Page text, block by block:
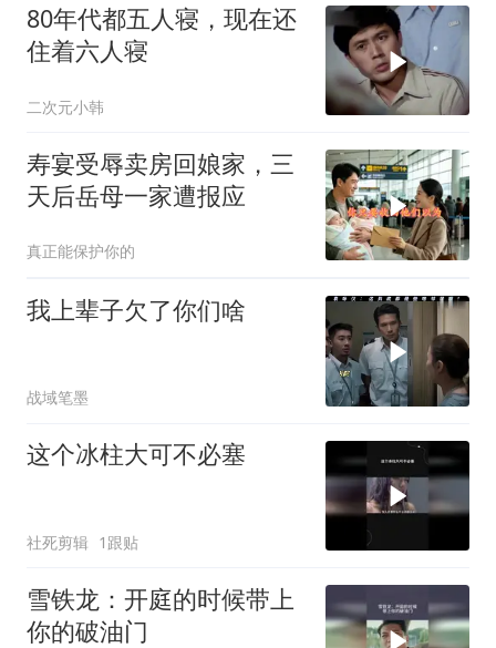
80年代都五人寝，现在还
住着六人寝
二次元小韩
寿宴受辱卖房回娘家，三
天后岳母一家遭报应
真正能保护你的
我上辈子欠了你们啥
战域笔墨
这个冰柱大可不必塞
社死剪辑 1跟贴
雪铁龙：开庭的时候带上
你的破油门